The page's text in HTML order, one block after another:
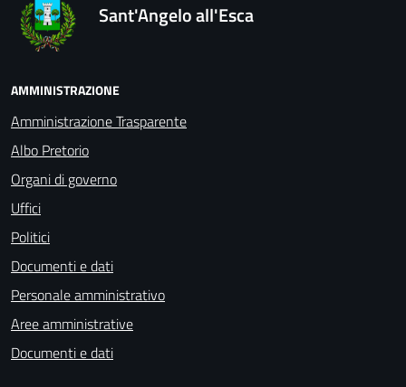
Sant'Angelo all'Esca
AMMINISTRAZIONE
Amministrazione Trasparente
Albo Pretorio
Organi di governo
Uffici
Politici
Documenti e dati
Personale amministrativo
Aree amministrative
Documenti e dati